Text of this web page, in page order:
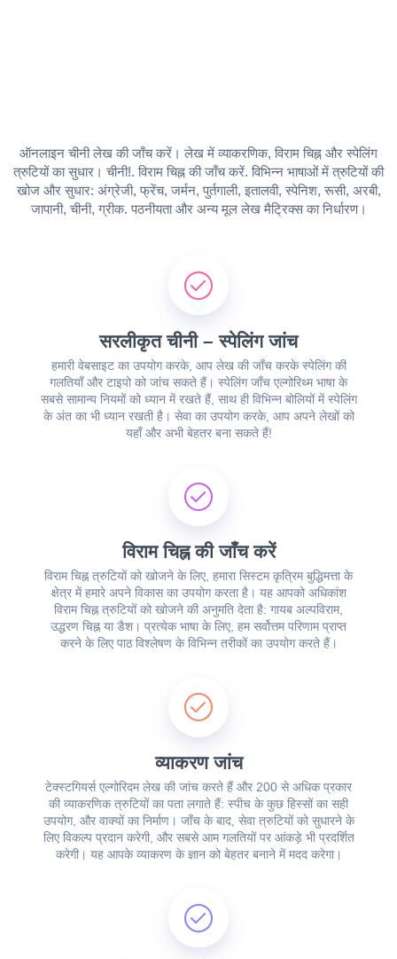
ऑनलाइन चीनी लेख की जाँच करें। लेख में व्याकरणिक, विराम चिह्न और स्पेलिंग
त्रुटियों का सुधार। चीनी!. विराम चिह्न की जाँच करें. विभिन्न भाषाओं में त्रुटियों की
खोज और सुधार: अंग्रेजी, फ्रेंच, जर्मन, पुर्तगाली, इतालवी, स्पेनिश, रूसी, अरबी,
जापानी, चीनी, ग्रीक. पठनीयता और अन्य मूल लेख मैट्रिक्स का निर्धारण।
सरलीकृत चीनी – स्पेलिंग जांच
हमारी वेबसाइट का उपयोग करके, आप लेख की जाँच करके स्पेलिंग की
गलतियाँ और टाइपो को जांच सकते हैं। स्पेलिंग जाँच एल्गोरिथ्म भाषा के
सबसे सामान्य नियमों को ध्यान में रखते हैं, साथ ही विभिन्न बोलियों में स्पेलिंग
के अंत का भी ध्यान रखती है। सेवा का उपयोग करके, आप अपने लेखों को
यहाँ और अभी बेहतर बना सकते हैं!
विराम चिह्न की जाँच करें
विराम चिह्न त्रुटियों को खोजने के लिए, हमारा सिस्टम कृत्रिम बुद्धिमत्ता के
क्षेत्र में हमारे अपने विकास का उपयोग करता है। यह आपको अधिकांश
विराम चिह्न त्रुटियों को खोजने की अनुमति देता है: गायब अल्पविराम,
उद्धरण चिह्न या डैश। प्रत्येक भाषा के लिए, हम सर्वोत्तम परिणाम प्राप्त
करने के लिए पाठ विश्लेषण के विभिन्न तरीकों का उपयोग करते हैं।
व्याकरण जांच
टेक्स्टगियर्स एल्गोरिदम लेख की जांच करते हैं और 200 से अधिक प्रकार
की व्याकरणिक त्रुटियों का पता लगाते हैं: स्पीच के कुछ हिस्सों का सही
उपयोग, और वाक्यों का निर्माण। जाँच के बाद, सेवा त्रुटियों को सुधारने के
लिए विकल्प प्रदान करेगी, और सबसे आम गलतियों पर आंकड़े भी प्रदर्शित
करेगी। यह आपके व्याकरण के ज्ञान को बेहतर बनाने में मदद करेगा।